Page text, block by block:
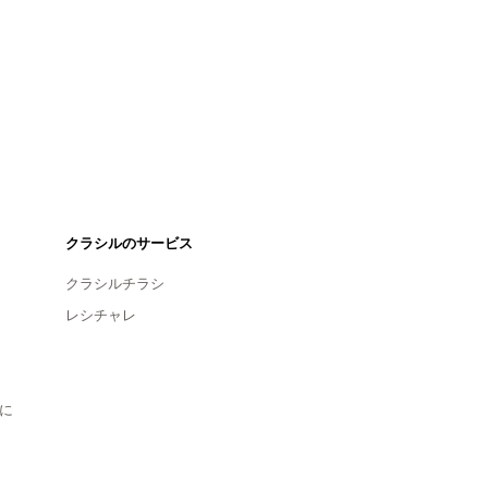
クラシルのサービス
クラシルチラシ
レシチャレ